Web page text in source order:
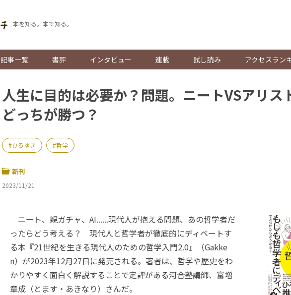
本を知る。本で知る。
記事一覧 書評 インタビュー 連載 試し読み アクセスラン
人生に目的は必要か？問題。ニートVSアリス
どっちが勝つ？
ひろゆき 哲学
新刊
2023/11/21
ニート、親ガチャ、AI......現代人が抱える問題、あの哲学者だ
ったらどう考える？ 現代人と哲学者が徹底的にディベートす
る本『21世紀を生きる現代人のための哲学入門2.0』（Gakke
n）が2023年12月27日に発売される。著者は、哲学や歴史をわ
かりやすく面白く解説することで定評がある河合塾講師、富増
章成（とます・あきなり）さんだ。